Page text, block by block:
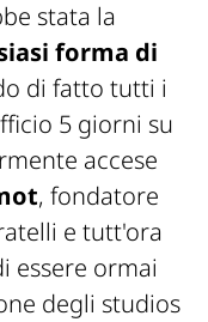
stata la
forma di
di fatto tutti i
5 giorni su
accese
, fondatore
e tutt'ora
essere ormai
degli studios